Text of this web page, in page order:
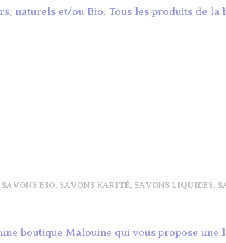
naturels et/ou Bio. Tous les produits de la
SAVONS BIO, SAVONS KARITÉ, SAVONS LIQUIDES,
boutique Malouine qui vous propose une